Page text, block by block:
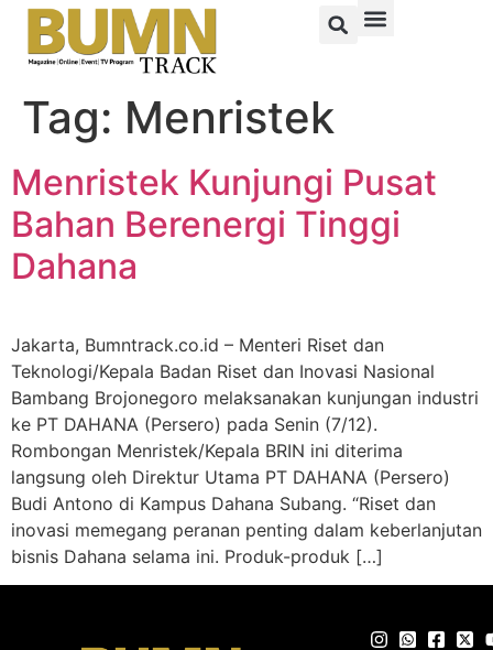
Tag: Menristek
Menristek Kunjungi Pusat
Bahan Berenergi Tinggi
Dahana
Jakarta, Bumntrack.co.id – Menteri Riset dan
Teknologi/Kepala Badan Riset dan Inovasi Nasional
Bambang Brojonegoro melaksanakan kunjungan industri
ke PT DAHANA (Persero) pada Senin (7/12).
Rombongan Menristek/Kepala BRIN ini diterima
langsung oleh Direktur Utama PT DAHANA (Persero)
Budi Antono di Kampus Dahana Subang. “Riset dan
inovasi memegang peranan penting dalam keberlanjutan
bisnis Dahana selama ini. Produk-produk […]